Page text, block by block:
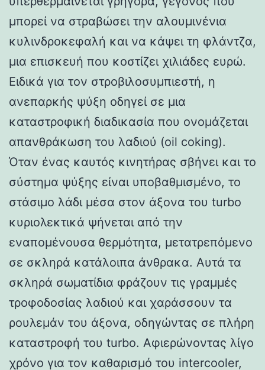
μπορεί να στραβώσει την αλουμινένια
κυλινδροκεφαλή και να κάψει τη φλάντζα,
μια επισκευή που κοστίζει χιλιάδες ευρώ.
Ειδικά για τον στροβιλοσυμπιεστή, η
ανεπαρκής ψύξη οδηγεί σε μια
καταστροφική διαδικασία που ονομάζεται
απανθράκωση του λαδιού (oil coking).
Όταν ένας καυτός κινητήρας σβήνει και το
σύστημα ψύξης είναι υποβαθμισμένο, το
στάσιμο λάδι μέσα στον άξονα του turbo
κυριολεκτικά ψήνεται από την
εναπομένουσα θερμότητα, μετατρεπόμενο
σε σκληρά κατάλοιπα άνθρακα. Αυτά τα
σκληρά σωματίδια φράζουν τις γραμμές
τροφοδοσίας λαδιού και χαράσσουν τα
ρουλεμάν του άξονα, οδηγώντας σε πλήρη
καταστροφή του turbo. Αφιερώνοντας λίγο
χρόνο για τον καθαρισμό του intercooler,